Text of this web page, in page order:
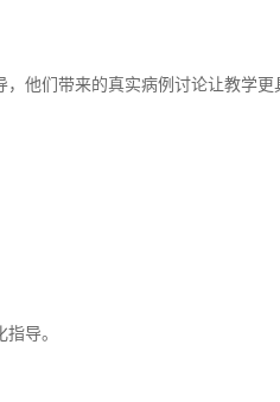
他们带来的真实病例讨论让教学更
导。